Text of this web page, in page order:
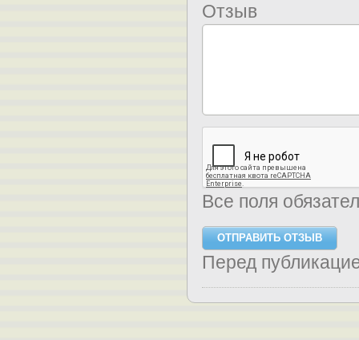
Отзыв
Все поля
Перед